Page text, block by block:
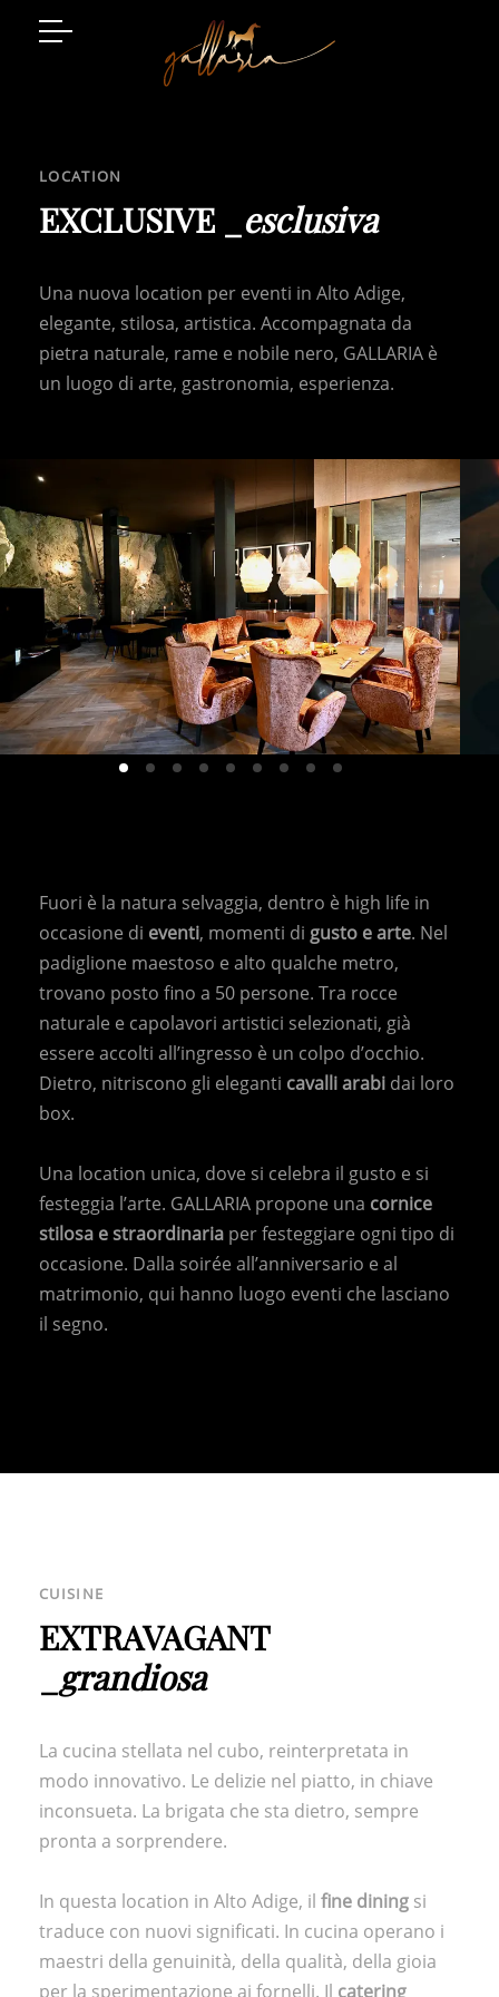
Art and Style
Gatschhof
HOME
ABOUT US
CONTACT US
HORSES
DE
IT EN
+39 0471 725 014 info@gallaria.it
LE NOSTRE STRUTTURE
HOTEL TURM
GROTTNERHOF
LOCATION
EXCLUSIVE _ esclusiva
Una nuova location per eventi in Alto Adige,
elegante, stilosa, artistica. Accompagnata da
pietra naturale, rame e nobile nero, GALLARIA è
un luogo di arte, gastronomia, esperienza.
Fuori è la natura selvaggia, dentro è high life in
occasione di eventi, momenti di gusto e arte. Nel
padiglione maestoso e alto qualche metro,
trovano posto fino a 50 persone. Tra rocce
naturale e capolavori artistici selezionati, già
essere accolti all’ingresso è un colpo d’occhio.
Dietro, nitriscono gli eleganti cavalli arabi dai loro
box.
Una location unica, dove si celebra il gusto e si
festeggia l’arte. GALLARIA propone una cornice
stilosa e straordinaria per festeggiare ogni tipo di
occasione. Dalla soirée all’anniversario e al
matrimonio, qui hanno luogo eventi che lasciano
il segno.
CUISINE
EXTRAVAGANT
grandiosa
La cucina stellata nel cubo, reinterpretata in
modo innovativo. Le delizie nel piatto, in chiave
inconsueta. La brigata che sta dietro, sempre
pronta a sorprendere.
In questa location in Alto Adige, il fine dining si
traduce con nuovi significati. In cucina operano i
maestri della genuinità, della qualità, della gioia
per la sperimentazione ai fornelli. Il catering